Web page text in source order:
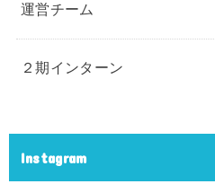
運営チーム
２期インターン
Instagram